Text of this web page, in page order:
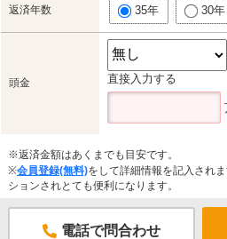
返済年数 35年 30年
頭金 直接入力する
※返済金額はあくまでも目安です。
※会員登録(無料)をして詳細情報を記入され
ションされとても便利になります。
電話で問合わせ